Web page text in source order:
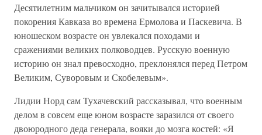
Десятилетним мальчиком он зачитывался историей
покорения Кавказа во времена Ермолова и Паскевича. В
юношеском возрасте он увлекался походами и
сражениями великих полководцев. Русскую военную
историю он знал превосходно, преклонялся перед Петром
Великим, Суворовым и Скобелевым».
Лидии Норд сам Тухачевский рассказывал, что военным
делом в совсем еще юном возрасте заразился от своего
двоюродного деда генерала, вояки до мозга костей: «Я